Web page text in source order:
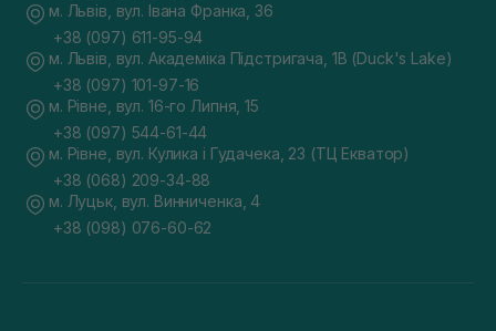
м. Львів, вул. Івана Франка, 36
+38 (097) 611-95-94
м. Львів, вул. Академіка Підстригача, 1В (Duck's Lake)
+38 (097) 101-97-16
м. Рівне, вул. 16-го Липня, 15
+38 (097) 544-61-44
м. Рівне, вул. Кулика і Гудачека, 23 (ТЦ Екватор)
+38 (068) 209-34-88
м. Луцьк, вул. Винниченка, 4
+38 (098) 076-60-62